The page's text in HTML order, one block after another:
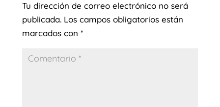
Tu dirección de correo electrónico no será
publicada. Los campos obligatorios están
marcados con *